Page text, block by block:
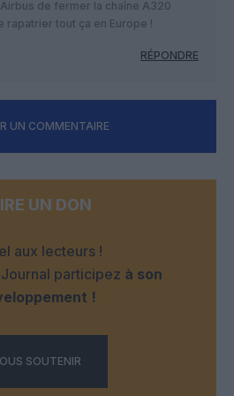
Airbus de fermer la chaîne A320
rapatrier tout ça en Europe !
RÉPONDRE
UN COMMENTAIRE
UN DON
aux lecteurs !
participez à son
!
SOUTENIR